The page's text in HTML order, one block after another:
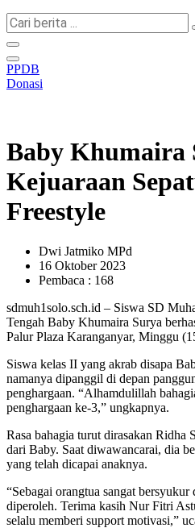
Cari
berita
...
PPDB
Donasi
Baby Khumaira
Kejuaraan
Freestyle
Dwi Jatmiko MPd
16 Oktober 2023
Pembaca : 168
sdmuh1solo.sch.id – Siswa SD
Tengah Baby Khumaira Surya
Palur Plaza Karanganyar, Minggu
Siswa kelas II yang akrab disapa
namanya dipanggil di depan
penghargaan. “Alhamdulillah
penghargaan ke-3,” ungkapnya.
Rasa bahagia turut dirasakan
dari Baby. Saat diwawancarai, dia
yang telah dicapai anaknya.
“Sebagai orangtua sangat
diperoleh. Terima kasih Nur Fitri
selalu memberi support motivasi,”